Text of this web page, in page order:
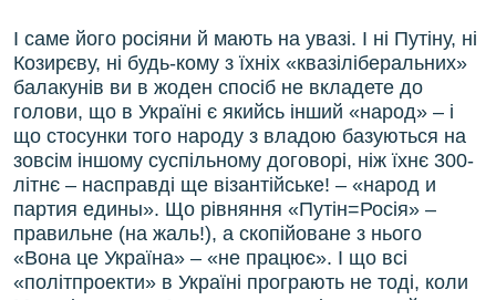
І саме його росіяни й мають на увазі. І ні Путіну, ні
Козирєву, ні будь-кому з їхніх «квазіліберальних»
балакунів ви в жоден спосіб не вкладете до
голови, що в Україні є якийсь інший «народ» – і
що стосунки того народу з владою базуються на
зовсім іншому суспільному договорі, ніж їхнє 300-
літнє – насправді ще візантійське! – «народ и
партия едины». Що рівняння «Путін=Росія» –
правильне (на жаль!), а скопійоване з нього
«Вона це Україна» – «не працює». І що всі
«політпроекти» в Україні програють не тоді, коли